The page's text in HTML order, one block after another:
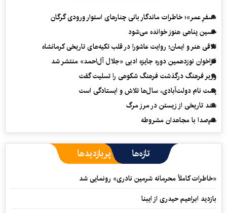
«سفرِ عمر»؛ خاطرات ماندگار بانی چنارهای استوار ورودی گرگان
حسین پناهی هنوز خوانده می‌شود
تلاقی هنر و ایمان؛ روایت عاشورا در قلب تکیه‌های تاریخی کرمانشاه
فراخوان نوزدهمین دوره جایزه ادبی «جلال آل‌احمد» منتشر شد
وزیر فرهنگ درگذشت فرهنگ شکوهی را تسلیت گفت
پشت نام دولت‌آبادی، سال‌ها تلاش و ایستادگی است
سند تاریخی از زیستن در مرز مرگ
هم‌صدا با مجاهدان مشروطه
تازه‌ها پربازدیدها
«خاطرات کاملاً محرمانه شرمین نادری» رونمایی شد
بازدید ابراهیم حیدری از ایبنا